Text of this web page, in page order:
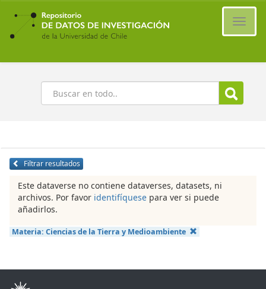
Ir
contenido
principal
Buscar
Filtrar resultados
Este dataverse no contiene dataverses, datasets, ni
archivos. Por favor identifíquese para ver si puede
añadirlos.
Materia: Ciencias de la Tierra y Medioambiente